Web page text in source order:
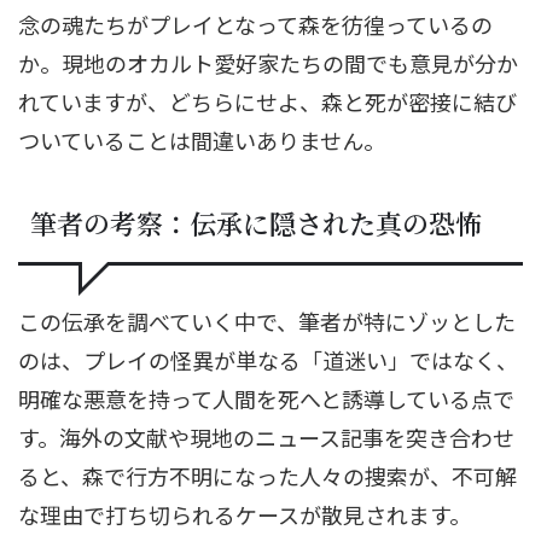
念の魂たちがプレイとなって森を彷徨っているの
か。現地のオカルト愛好家たちの間でも意見が分か
れていますが、どちらにせよ、森と死が密接に結び
ついていることは間違いありません。
筆者の考察：伝承に隠された真の恐怖
この伝承を調べていく中で、筆者が特にゾッとした
のは、プレイの怪異が単なる「道迷い」ではなく、
明確な悪意を持って人間を死へと誘導している点で
す。海外の文献や現地のニュース記事を突き合わせ
ると、森で行方不明になった人々の捜索が、不可解
な理由で打ち切られるケースが散見されます。